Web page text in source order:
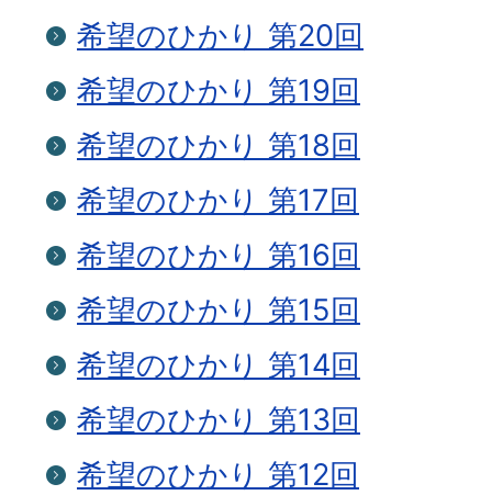
希望のひかり 第20回
希望のひかり 第19回
希望のひかり 第18回
希望のひかり 第17回
希望のひかり 第16回
希望のひかり 第15回
希望のひかり 第14回
希望のひかり 第13回
希望のひかり 第12回